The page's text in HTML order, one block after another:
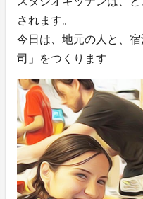
されます。
今日は、地元の人と、
司」をつくります